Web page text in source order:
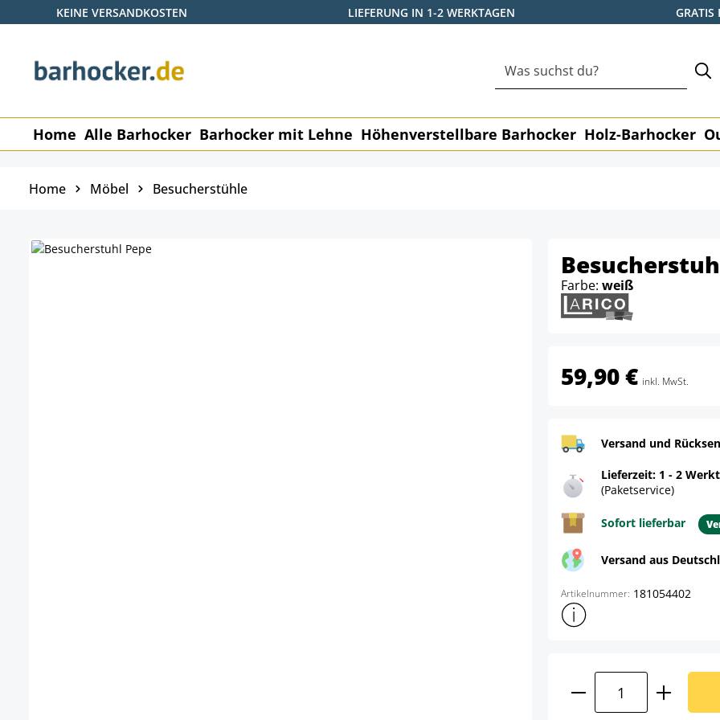
Hauptinhalt springen
Zur Suche springen
Zur Hauptnavigation springen
KEINE VERSANDKOSTEN LIEFERUNG IN 1-2 WERKTAGEN GRATIS
Home Alle Barhocker Barhocker mit Lehne Höhenverstellbare Barhocker Holz-Barhocker
Home Möbel Besucherstühle
Farbe: weiß
59,90 € inkl. MwSt.
Versand und
Lieferzeit: 1 - 2
(Paketservice)
Sofort lieferbar
Versand aus
Artikelnummer: 181054402
Weitere
Produkt Anzahl: